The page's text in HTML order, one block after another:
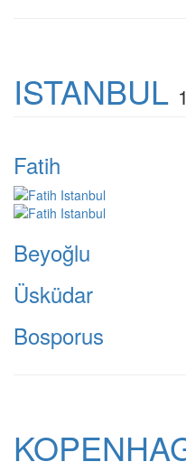
ISTANBUL
Fatih
Beyoğlu
Üsküdar
Bosporus